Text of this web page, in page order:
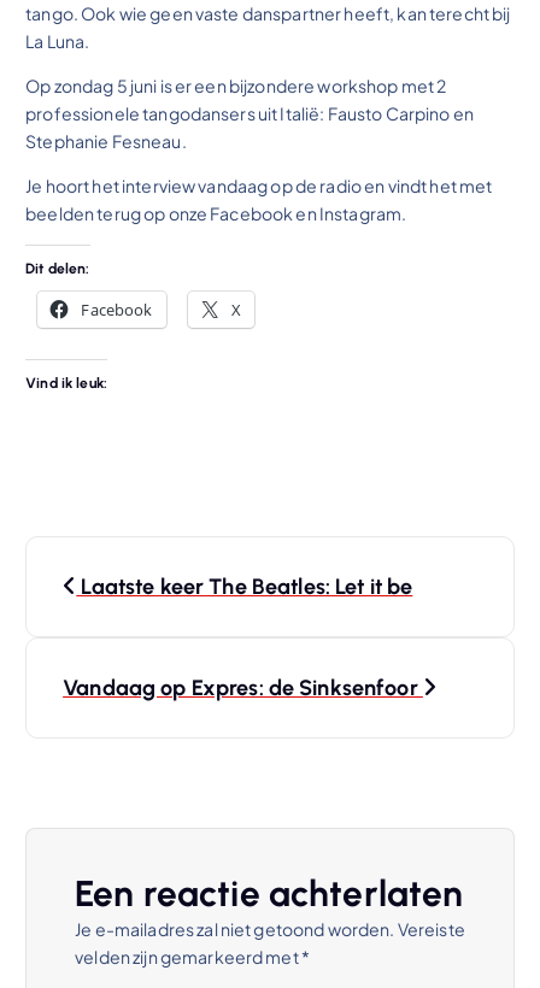
tango. Ook wie geen vaste danspartner heeft, kan terecht bij
La Luna.
Op zondag 5 juni is er een bijzondere workshop met 2
professionele tangodansers uit Italië: Fausto Carpino en
Stephanie Fesneau.
Je hoort het interview vandaag op de radio en vindt het met
beelden terug op onze Facebook en Instagram.
Dit delen:
Facebook X
Vind ik leuk:
Laatste keer The Beatles: Let it be
Vandaag op Expres: de Sinksenfoor
Een reactie achterlaten
Je e-mailadres zal niet getoond worden. Vereiste
velden zijn gemarkeerd met*